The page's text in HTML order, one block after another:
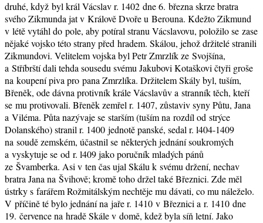
druhé, když byl král Vácslav r. 1402 dne 6. března skrze bratra
svého Zikmunda jat v Králově Dvoře u Berouna. Kdežto Zikmund
v létě vytáhl do pole, aby potíral stranu Vácslavovu, položilo se zase
nějaké vojsko této strany před hradem. Skálou, jehož držitelé stranili
Zikmundovi. Velitelem vojska byl Petr Zmrzlík ze Svojšína,
a Stříbrští dali tehda sousedu svému Jakubovi Kotaškovi čtyři groše
na koupení piva pro pana Zmrzlíka. Držitelem Skály byl, tuším,
Břeněk, ode dávna protivník krále Vácslavův a stranník těch, kteří
se mu protivovali. Břeněk zemřel r. 1407, zůstaviv syny Půtu, Jana
a Viléma. Půta nazývaje se starším (tuším na rozdíl od strýce
Dolanského) stranil r. 1400 jednotě panské, sedal r. l404-1409
na soudě zemském, účastnil se některých jednání soukromých
a vyskytuje se od r. l409 jako poručník mladých pánů
ze Švamberka. Asi v ten čas ujal Skálu k svému držení, nechav
bratra Jana na Švihově; kromě toho držel také Březnici. Zde měl
ústrky s farářem Rožmitálským nechtěje mu dávati, co mu náleželo.
V příčině té bylo jednání na jaře r. 1410 v Březnici a r. 1410 dne
19. července na hradě Skále v domě, kdež byla síň letní. Jako